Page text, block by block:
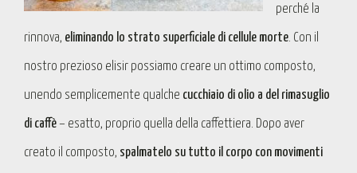
perché la
rinnova, eliminando lo strato superficiale di cellule morte. Con il
nostro prezioso elisir possiamo creare un ottimo composto,
unendo semplicemente qualche cucchiaio di olio a del rimasuglio
di caffè– esatto, proprio quella della caffettiera. Dopo aver
creato il composto, spalmatelo su tutto il corpo con movimenti